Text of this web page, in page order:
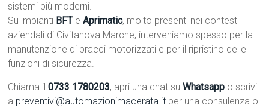
sistemi più moderni.
Su impianti BFT eAprimatic, molto presenti nei contesti
aziendali di Civitanova Marche, interveniamo spesso per la
manutenzione di bracci motorizzati e per il ripristino delle
funzioni di sicurezza.
Chiama il0733 1780203, apri una chat suWhatsapp o scrivi
a preventivi@automazionimacerata.it per una consulenza o